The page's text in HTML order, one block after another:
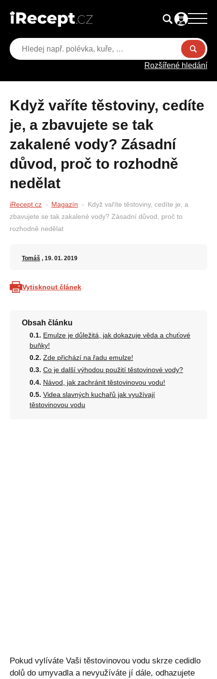
Rozšířené hledání
Když vaříte těstoviny, cedíte
je, a zbavujete se tak
zakalené vody? Zásadní
důvod, proč to rozhodně
nedělat
iRecept.cz Magazín
Když vaříte těstoviny, cedíte je, a
zbavujete se tak zakalené vody? Zásadní důvod, proč to
rozhodně nedělat
Tomáš , 19. 01. 2019
Vytisknout článek
Obsah článku
Emulze je důležitá, jak dokazuje věda a chuťové
buňky!
Zde přichází na řadu emulze!
Co je další výhodou použití těstovinové vody?
Návod, jak zachránit těstovinovou vodu!
Videa slavných kuchařů jak využívají
těstovinovou vodu
Pokud vylíváte Vaši těstovinovou vodu skrze cedidlo
dolů do umyvadla a nevyužíváte jí dále, odhazujete